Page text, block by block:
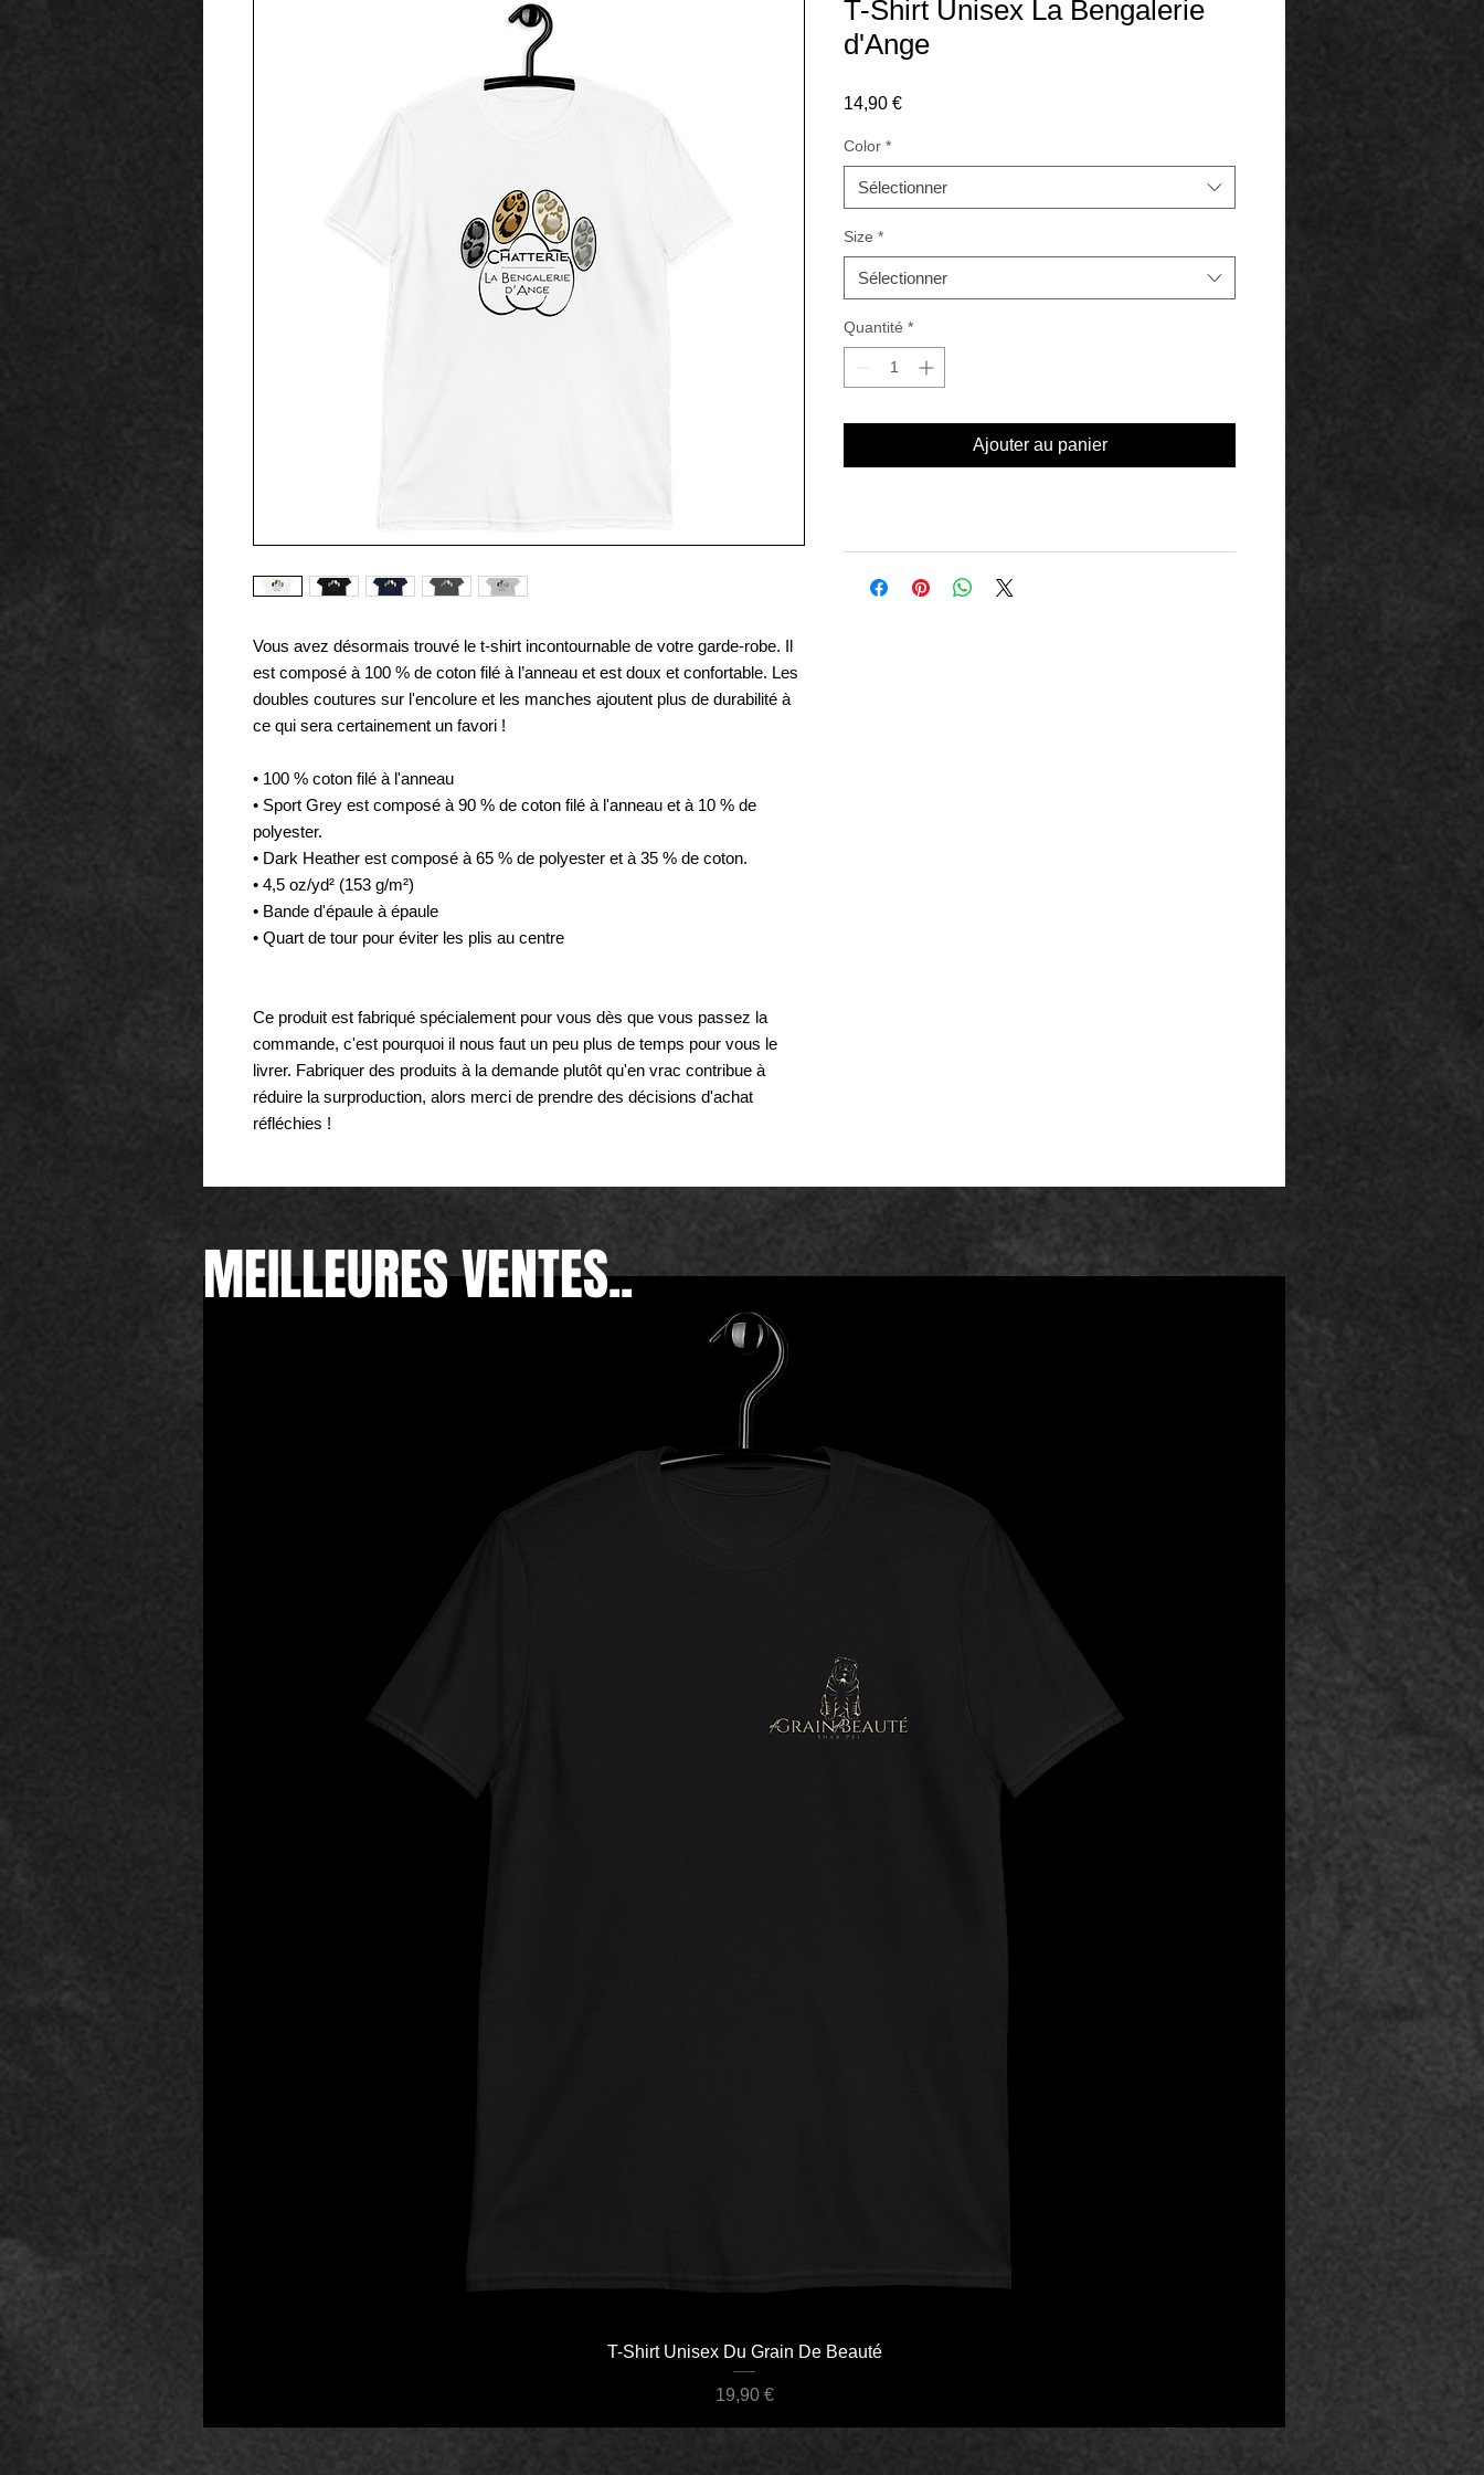
Vous avez désormais trouvé le t-shirt incontournable de votre garde-robe. Il
est composé à 100 % de coton filé à l’anneau et est doux et confortable. Les
doubles coutures sur l'encolure et les manches ajoutent plus de durabilité à
ce qui sera certainement un favori !
• 100 % coton filé à l'anneau
• Sport Grey est composé à 90 % de coton filé à l'anneau et à 10 % de
polyester.
• Dark Heather est composé à 65 % de polyester et à 35 % de coton.
• 4,5 oz/yd² (153 g/m²)
• Bande d'épaule à épaule
• Quart de tour pour éviter les plis au centre
Ce produit est fabriqué spécialement pour vous dès que vous passez la
commande, c'est pourquoi il nous faut un peu plus de temps pour vous le
livrer. Fabriquer des produits à la demande plutôt qu'en vrac contribue à
réduire la surproduction, alors merci de prendre des décisions d'achat
réfléchies !
T-Shirt Unisex La Bengalerie
d'Ange
14,90 €Prix
Color *
Sélectionner
Size *
Sélectionner
Quantité *
Ajouter au panier
Aperçu rapide
T-Shirt Unisex Du Grain De Beauté
Prix
19,90 €
MEILLEURES VENTES..